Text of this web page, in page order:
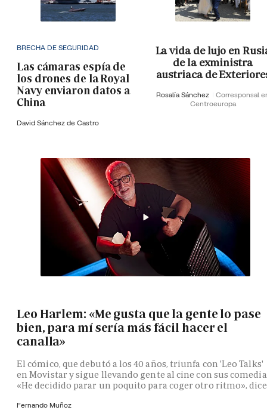
BRECHA DE SEGURIDAD
Las cámaras espía de
los drones de la Royal
Navy enviaron datos a
China
David Sánchez de Castro
La vida de lujo en
de la exministra
austriaca de
Rosalía Sánchez
Corresponsal
Centroeuropa
Leo Harlem: «Me gusta que la gente lo pase
bien, para mí sería más fácil hacer el
canalla»
El cómico, que debutó a los 40 años, triunfa con 'Leo Talks'
en Movistar y sigue llevando gente al cine con sus
«He decidido parar un poquito para coger otro ritmo», dice
Fernando Muñoz